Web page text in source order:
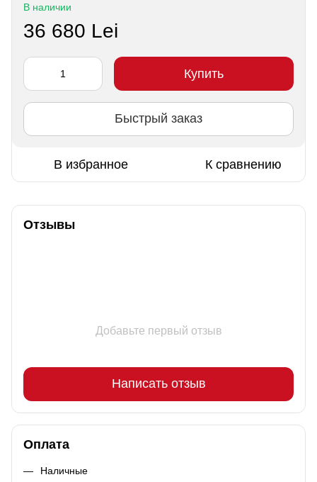
В наличии
36 680 Lei
Купить
Быстрый заказ
В избранное К сравнению
Отзывы
Добавьте первый отзыв
Написать отзыв
Оплата
Наличные